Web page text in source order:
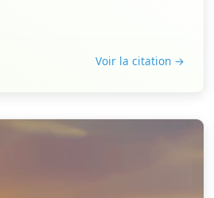
Voir la citation →